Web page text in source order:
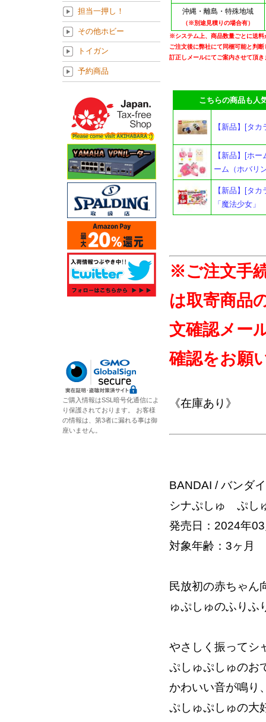
沖縄・離島・特殊地域
（※別途見積りの場合有）
※システム上、商品数量ごとに送料
ご注文後に弊社にて同梱可能と判
訂正しメールにてご案内させて頂き
こちらの商品も人気
【新品】[タ
【新品】[ホ
ーム（ホバリ
【新品】[タ
「魔法少女」
※ご注文手
は取寄商品
文確認メー
確認をお願
《在庫あり》
BANDAI / バンダイ
シナぷしゅ ぷし
発売日：2024年
対象年齢：3ヶ月
民放初の赤ちゃん
ゅぷしゅのふりふ
やさしく振ってシ
ぷしゅぷしゅのお
かわいい音が鳴り
ぷしゅぷしゅの大
担当一押し！
その他ホビー
トイガン
予約商品
ご購入情報はSSL暗号化通信によ
り保護されております。 お客様
の情報は、第3者に漏れる事は御
座いません。